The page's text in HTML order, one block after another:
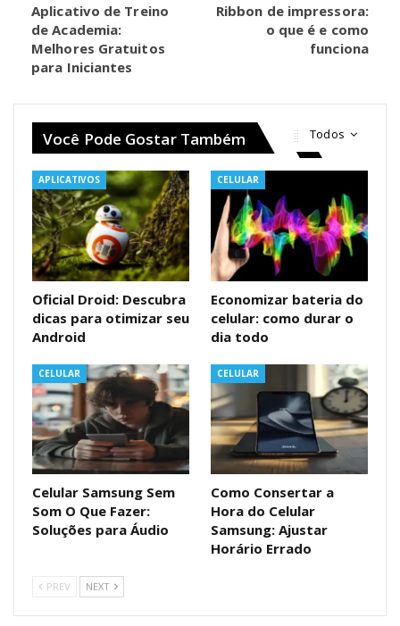
Aplicativo de Treino
de Academia:
Melhores Gratuitos
para Iniciantes
Ribbon de impressora:
o que é e como
funciona
Todos
Você Pode Gostar Também
APLICATIVOS
Oficial Droid: Descubra
dicas para otimizar seu
Android
CELULAR
Economizar bateria do
celular: como durar o
dia todo
CELULAR
Celular Samsung Sem
Som O Que Fazer:
Soluções para Áudio
CELULAR
Como Consertar a
Hora do Celular
Samsung: Ajustar
Horário Errado
PREV NEXT